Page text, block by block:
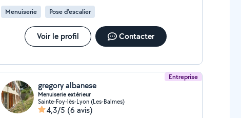
Menuiserie Pose d'escalier
Voir le profil Contacter
Entreprise
gregory albanese
Menuiserie extérieur
Sainte-Foy-lès-Lyon (Les-Balmes)
4,3/5 (6 avis)